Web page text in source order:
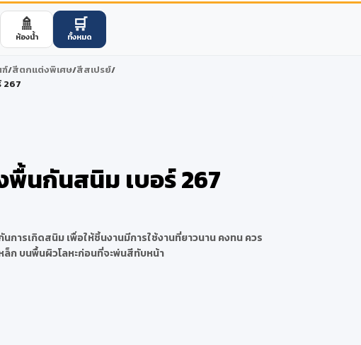
🚿
ห้องน้ำ
🛒
ทั้งหมด
/สีตกแต่งพิเศษ/สีสเปรย์/
267
พื้นกันสนิม เบอร์ 267
การเกิดสนิม เพื่อให้ชิ้นงานมีการใช้งานที่ยาวนาน คงทน ควร
ก บนพื้นผิวโลหะก่อนที่จะพ่นสีทับหน้า